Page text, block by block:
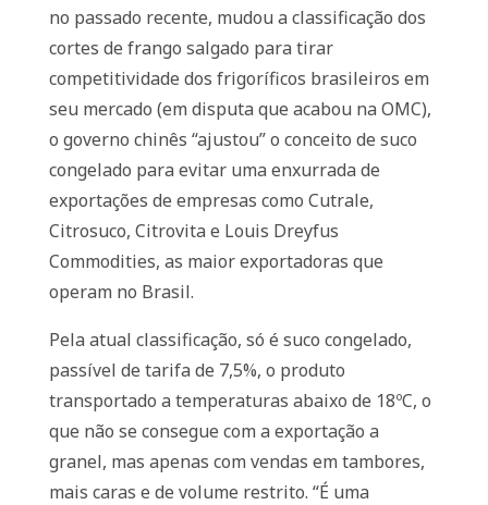
no passado recente, mudou a classificação dos
cortes de frango salgado para tirar
competitividade dos frigoríficos brasileiros em
seu mercado (em disputa que acabou na OMC),
o governo chinês “ajustou” o conceito de suco
congelado para evitar uma enxurrada de
exportações de empresas como Cutrale,
Citrosuco, Citrovita e Louis Dreyfus
Commodities, as maior exportadoras que
operam no Brasil.
Pela atual classificação, só é suco congelado,
passível de tarifa de 7,5%, o produto
transportado a temperaturas abaixo de 18ºC, o
que não se consegue com a exportação a
granel, mas apenas com vendas em tambores,
mais caras e de volume restrito. “É uma